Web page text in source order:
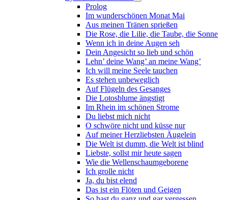
Prolog
Im wunderschönen Monat Mai
Aus meinen Tränen sprießen
Die Rose, die Lilie, die Taube, die Sonne
Wenn ich in deine Augen seh
Dein Angesicht so lieb und schön
Lehn’ deine Wang’ an meine Wang’
Ich will meine Seele tauchen
Es stehen unbeweglich
Auf Flügeln des Gesanges
Die Lotosblume ängstigt
Im Rhein im schönen Strome
Du liebst mich nicht
O schwöre nicht und küsse nur
Auf meiner Herzliebsten Äugelein
Die Welt ist dumm, die Welt ist blind
Liebste, sollst mir heute sagen
Wie die Wellenschaumgeborene
Ich grolle nicht
Ja, du bist elend
Das ist ein Flöten und Geigen